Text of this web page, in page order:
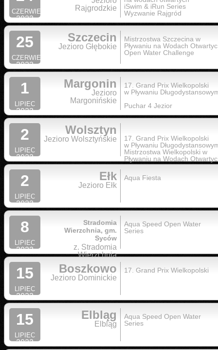
CZERWIEC
2023
Rajgrodzkie
iSwim & iRun Series
Wyzwanie Rajgród
25
CZERWIEC
2023
Szczecin
Jezioro Głębokie
Mistrzostwa Szczecina w
Pływaniu na Wodach
Open Water Challenge
1
LIPIEC
2023
Margonin
Jezioro
Margonińskie
17. Grand Prix Wielkopolski
w Pływaniu
Puchar 4 Jezior
2
LIPIEC
2023
Wolsztyn
Jezioro Wolsztyńskie
17. Grand Prix Wielkopolski
w Pływaniu
Mistrzostwa Wielkopolski w
Pływaniu na Wodach
2
LIPIEC
2023
Ełk
Jezioro Ełk
Aqua Fiesta
8
LIPIEC
2023
Stradomia
Wierzchnia, gm.
Syców
z. Stradomia
Wierzchnia
Aqua Speed Open Water
Series
15
LIPIEC
2023
Boszkowo
Jezioro Dominickie
17. Grand Prix Wielkopolski
15
LIPIEC
2023
Elbląg
Elbląg
Aqua Speed Open Water
Series